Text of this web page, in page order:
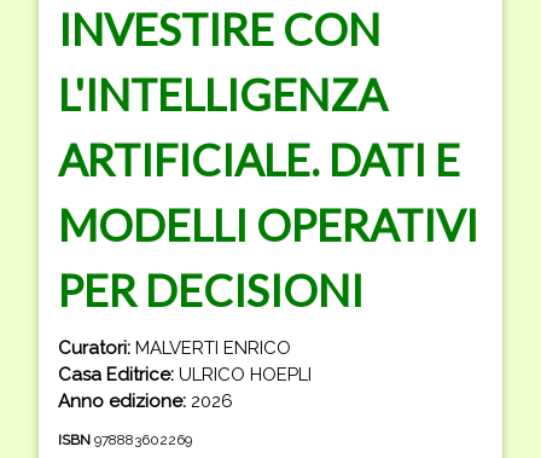
INVESTIRE CON
L'INTELLIGENZA
ARTIFICIALE. DATI E
MODELLI OPERATIVI
PER DECISIONI
Curatori: MALVERTI ENRICO
Casa Editrice: ULRICO HOEPLI
Anno edizione: 2026
ISBN 978883602269